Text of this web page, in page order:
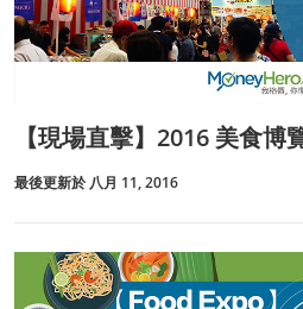
【現場直擊】2016 美食博
最後更新於 八月 11, 2016